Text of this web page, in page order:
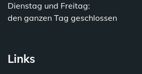
Dienstag und Freitag:
den ganzen Tag geschlossen
Links